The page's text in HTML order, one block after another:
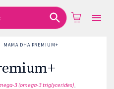
MAMA DHA PREMIUM+
3 (omega-3 triglycerides),